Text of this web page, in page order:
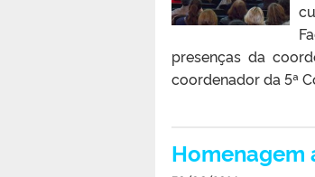
presenças da
coordenador da 5ª
Homenagem